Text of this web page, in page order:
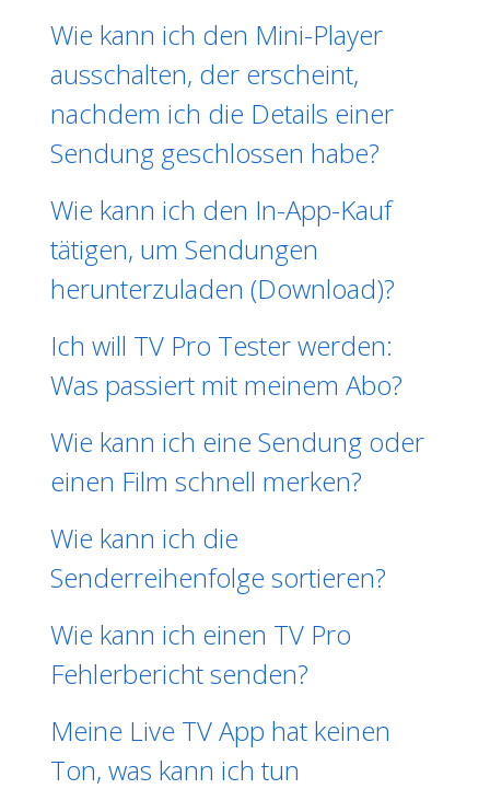
Wie kann ich den Mini-Player
ausschalten, der erscheint,
nachdem ich die Details einer
Sendung geschlossen habe?
Wie kann ich den In-App-Kauf
tätigen, um Sendungen
herunterzuladen (Download)?
Ich will TV Pro Tester werden:
Was passiert mit meinem Abo?
Wie kann ich eine Sendung oder
einen Film schnell merken?
Wie kann ich die
Senderreihenfolge sortieren?
Wie kann ich einen TV Pro
Fehlerbericht senden?
Meine Live TV App hat keinen
Ton, was kann ich tun